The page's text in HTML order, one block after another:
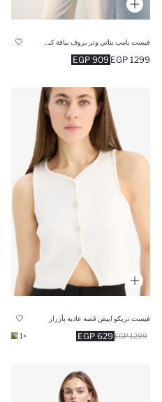
فيست بامب بناتي وتر بروف بياقة كبيرة
909 EGP 1299 EGP
فيست تريكو ابيض قصة عادية بأزرار
629 EGP 1299 EGP
+1